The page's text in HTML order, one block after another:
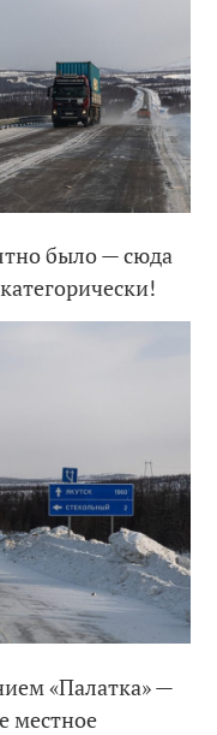
было — сюда
«Палатка» —
местное